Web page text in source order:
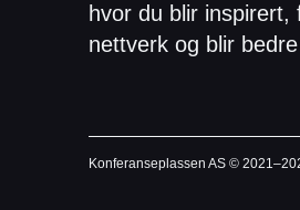
hvor du blir
nettverk og blir
Konferanseplassen AS © 2021–